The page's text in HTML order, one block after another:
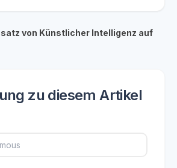
von Künstlicher Intelligenz auf
zu diesem Artikel